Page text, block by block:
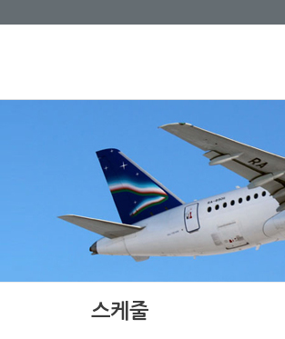
스케줄